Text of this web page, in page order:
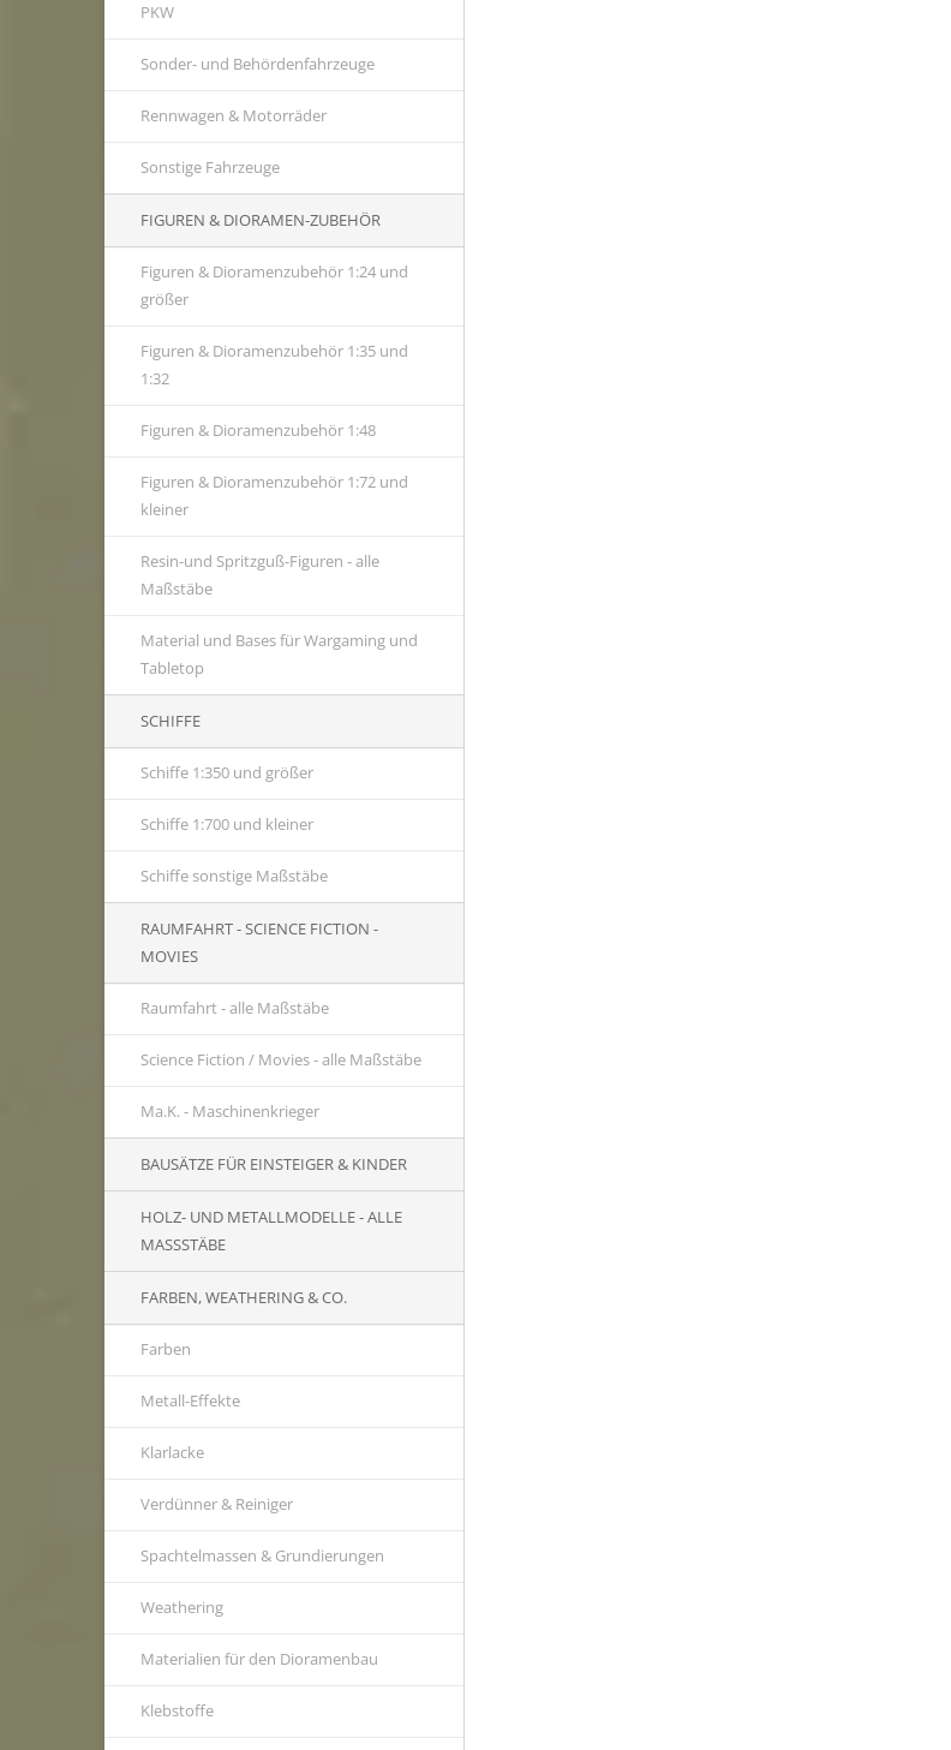
PKW
Sonder- und Behördenfahrzeuge
Rennwagen & Motorräder
Sonstige Fahrzeuge
FIGUREN & DIORAMEN-ZUBEHÖR
Figuren & Dioramenzubehör 1:24 und
größer
Figuren & Dioramenzubehör 1:35 und
1:32
Figuren & Dioramenzubehör 1:48
Figuren & Dioramenzubehör 1:72 und
kleiner
Resin-und Spritzguß-Figuren - alle
Maßstäbe
Material und Bases für Wargaming und
Tabletop
SCHIFFE
Schiffe 1:350 und größer
Schiffe 1:700 und kleiner
Schiffe sonstige Maßstäbe
RAUMFAHRT - SCIENCE FICTION -
MOVIES
Raumfahrt - alle Maßstäbe
Science Fiction / Movies - alle Maßstäbe
Ma.K. - Maschinenkrieger
BAUSÄTZE FÜR EINSTEIGER & KINDER
HOLZ- UND METALLMODELLE - ALLE
MASSSTÄBE
FARBEN, WEATHERING & CO.
Farben
Metall-Effekte
Klarlacke
Verdünner & Reiniger
Spachtelmassen & Grundierungen
Weathering
Materialien für den Dioramenbau
Klebstoffe